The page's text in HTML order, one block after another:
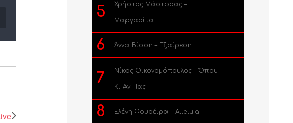
5 Χρήστος Μάστορας –
Μαργαρίτα
6 Άννα Βίσση – Εξαίρεση
7 Νίκος Οικονομόπουλος – Όπου
Κι Αν Πας
8 Ελένη Φουρέιρα – Alleluia